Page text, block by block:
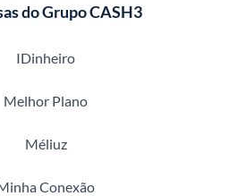
do Grupo CASH3
IDinheiro
Melhor Plano
Méliuz
Conexão